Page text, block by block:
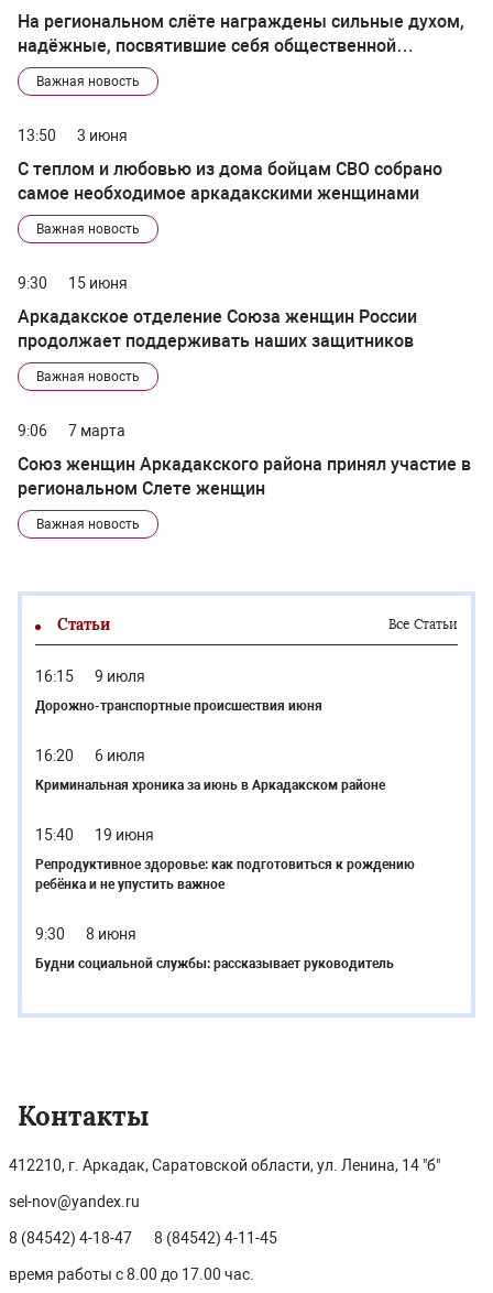
На региональном слёте награждены сильные духом,
надёжные, посвятившие себя общественной
деятельности аркадакские женщины
Важная новость
13:50 3 июня
С теплом и любовью из дома бойцам СВО собрано
самое необходимое аркадакскими женщинами
Важная новость
9:30 15 июня
Аркадакское отделение Союза женщин России
продолжает поддерживать наших защитников
Важная новость
9:06 7 марта
Союз женщин Аркадакского района принял участие в
региональном Слете женщин
Важная новость
Статьи Все Статьи
16:15 9 июля
Дорожно-транспортные происшествия июня
16:20 6 июля
Криминальная хроника за июнь в Аркадакском районе
15:40 19 июня
Репродуктивное здоровье: как подготовиться к рождению
ребёнка и не упустить важное
9:30 8 июня
Будни социальной службы: рассказывает руководитель
Контакты
412210, г. Аркадак, Саратовской области, ул. Ленина, 14 "б"
sel-nov@yandex.ru
8 (84542) 4-18-47 8 (84542) 4-11-45
время работы с 8.00 до 17.00 час.